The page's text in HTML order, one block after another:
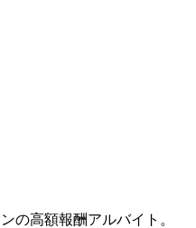
の高額報酬アルバイト。